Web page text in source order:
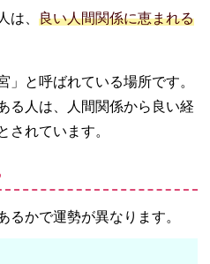
は、 良い人間関係に恵まれる
」と呼ばれている場所です。
る人は、人間関係から良い経
されています。
るかで運勢が異なります。